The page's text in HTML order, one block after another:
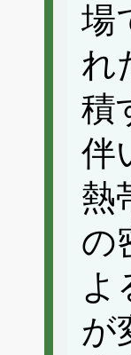
場
れ
積
伴
熱
の
よ
が